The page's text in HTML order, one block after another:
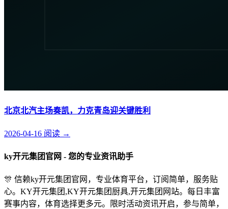
北京北汽主场奏凯，力克青岛迎关键胜利
2026-04-16 阅读 →
ky开元集团官网 - 您的专业资讯助手
🎊 信赖ky开元集团官网，专业体育平台，订阅简单，服务贴
心。KY开元集团,KY开元集团厨具,开元集团网站。每日丰富
赛事内容，体育选择更多元。限时活动资讯开启，参与简单，